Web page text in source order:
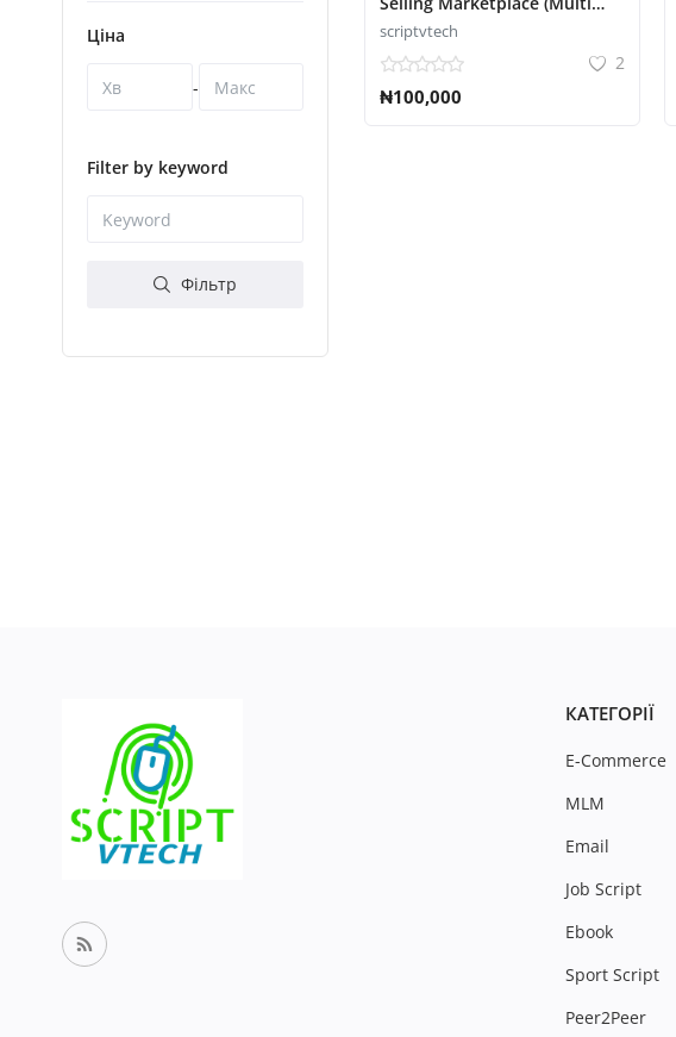
Ціна
-
Filter by keyword
Фільтр
Seller) script
scriptvtech
2
₦100,000
КАТЕГОРІЇ
E-Commerce
MLM
Email
Job Script
Ebook
Sport Script
Peer2Peer